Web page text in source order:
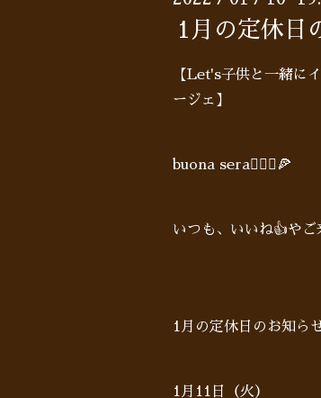
1月の定休日
【Let's子供と一緒に
ージェ】
buona sera🙋🏻‍♂🍕
いつも、いいね👍やご
1月の定休日のお知ら
1月11日（火）